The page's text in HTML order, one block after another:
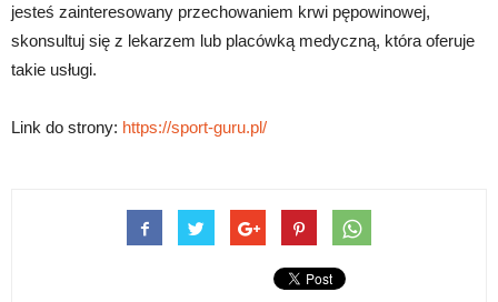
jesteś zainteresowany przechowaniem krwi pępowinowej,
skonsultuj się z lekarzem lub placówką medyczną, która oferuje
takie usługi.
Link do strony: https://sport-guru.pl/